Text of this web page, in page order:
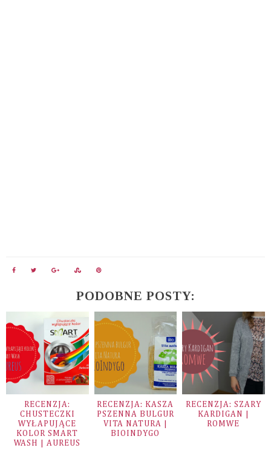
PODOBNE POSTY:
RECENZJA:
CHUSTECZKI
WYŁAPUJĄCE
KOLOR SMART
WASH | AUREUS
RECENZJA: KASZA
PSZENNA BULGUR
VITA NATURA |
BIOINDYGO
RECENZJA: SZARY
KARDIGAN |
ROMWE